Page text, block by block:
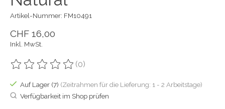
Artikel-Nummer: FM10491
CHF 16,00
Inkl. MwSt.
Die Bewertung dieses Produkts ist
(0)
Auf Lager (7) (Zeitrahmen für die Lieferung: 1 - 2 Arbeitstage)
Verfügbarkeit im Shop prüfen